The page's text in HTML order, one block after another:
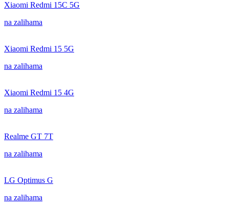
Xiaomi Redmi 15C 5G
na zalihama
Xiaomi Redmi 15 5G
na zalihama
Xiaomi Redmi 15 4G
na zalihama
Realme GT 7T
na zalihama
LG Optimus G
na zalihama